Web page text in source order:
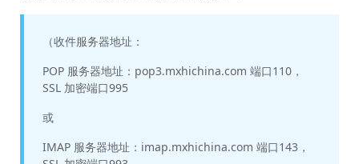
（收件服务器地址：
POP 服务器地址：pop3.mxhichina.com 端口110，
SSL 加密端口995
或
IMAP 服务器地址：imap.mxhichina.com 端口143，